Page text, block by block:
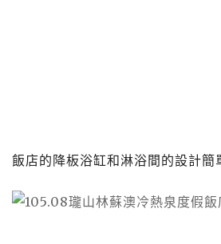
飯店的降板浴缸和淋浴間的設計簡